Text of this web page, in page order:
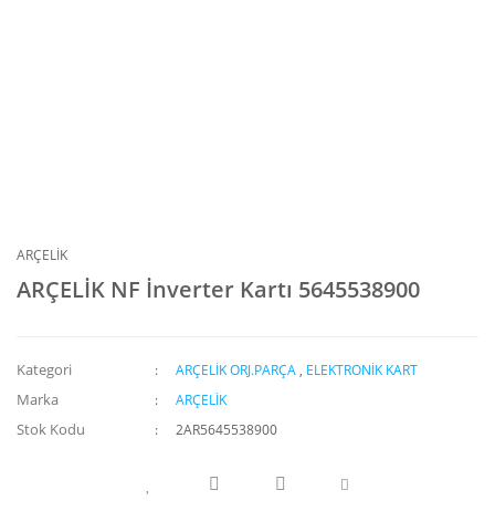
ARÇELİK
ARÇELİK NF İnverter Kartı 5645538900
Kategori ARÇELİK ORJ.PARÇA , ELEKTRONİK KART
Marka ARÇELİK
Stok Kodu 2AR5645538900